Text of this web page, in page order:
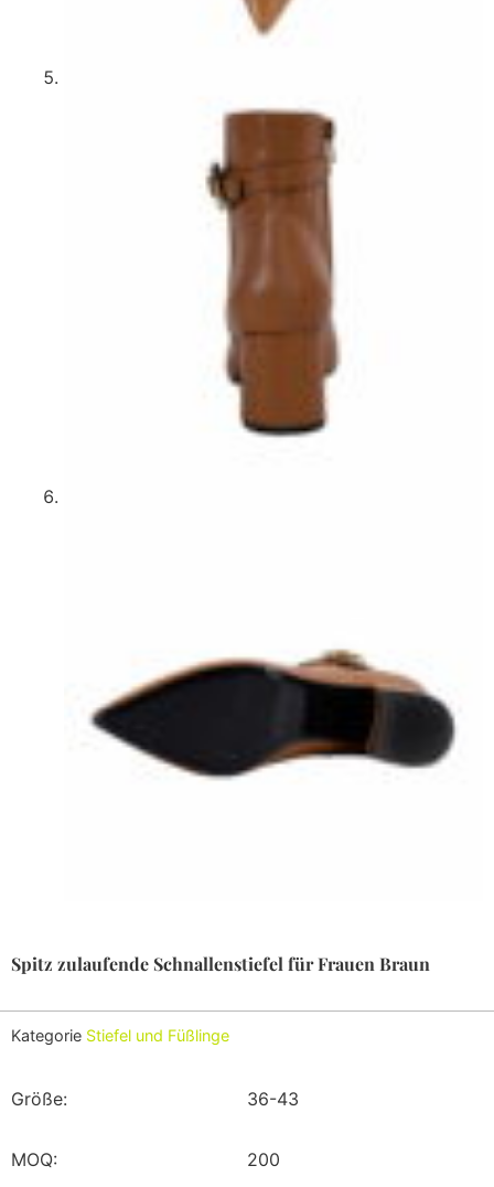
Spitz zulaufende Schnallenstiefel für Frauen Braun
Kategorie Stiefel und Füßlinge
Größe: 36-43
MOQ: 200